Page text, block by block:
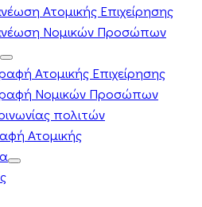
Ατομικής Επιχείρησης
Νομικών Προσώπων
Ατομικής Επιχείρησης
Νομικών Προσώπων
πολιτών
Ατομικής